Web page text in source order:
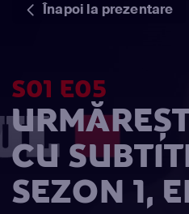
Înapoi la prezentare
S01 E05
CU
SEZON 1,